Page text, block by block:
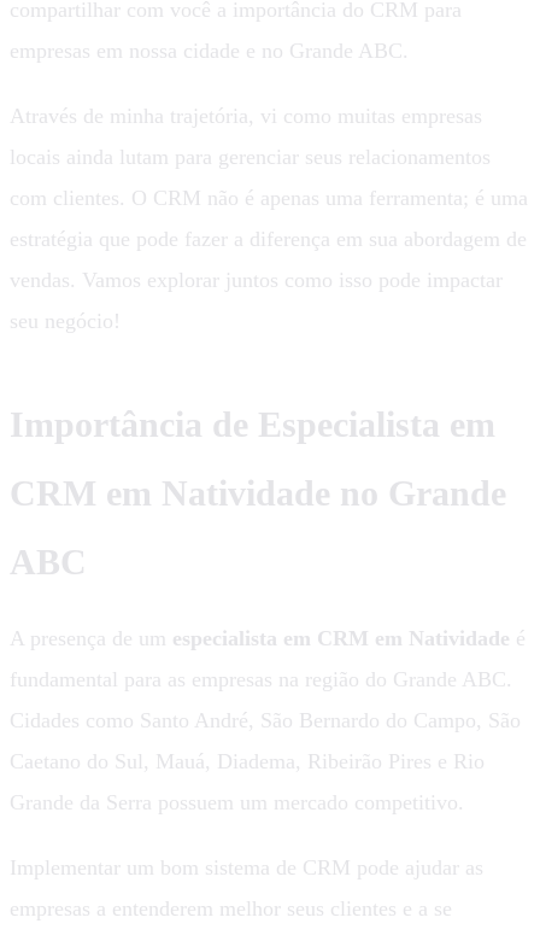
compartilhar com você a importância do CRM para
empresas em nossa cidade e no Grande ABC.
Através de minha trajetória, vi como muitas empresas
locais ainda lutam para gerenciar seus relacionamentos
com clientes. O CRM não é apenas uma ferramenta; é uma
estratégia que pode fazer a diferença em sua abordagem de
vendas. Vamos explorar juntos como isso pode impactar
seu negócio!
Importância de Especialista em
CRM em Natividade no Grande
ABC
A presença de um especialista em CRM em Natividade é
fundamental para as empresas na região do Grande ABC.
Cidades como Santo André, São Bernardo do Campo, São
Caetano do Sul, Mauá, Diadema, Ribeirão Pires e Rio
Grande da Serra possuem um mercado competitivo.
Implementar um bom sistema de CRM pode ajudar as
empresas a entenderem melhor seus clientes e a se